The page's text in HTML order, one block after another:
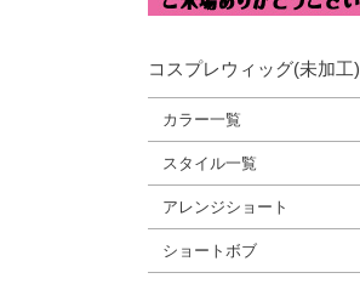
コスプレウィッグ(未加工)
カラー一覧
スタイル一覧
アレンジショート
ショートボブ